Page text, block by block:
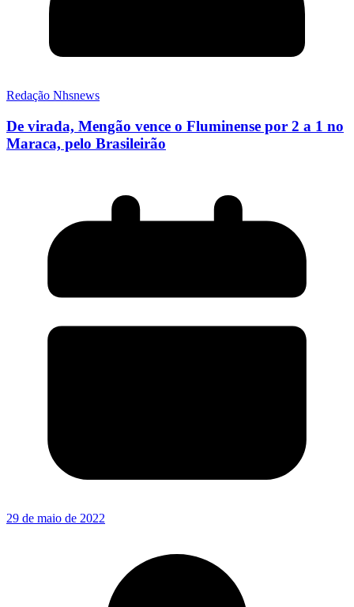
Redação Nhsnews
De virada, Mengão vence o Fluminense por 2 a 1 no
Maraca, pelo Brasileirão
29 de maio de 2022